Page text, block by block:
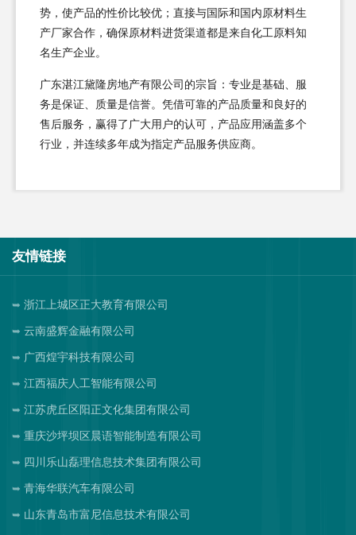
势，使产品的性价比较优；直接与国际和国内原材料生
产厂家合作，确保原材料进货渠道都是来自化工原料知
名生产企业。
广东湛江黛隆房地产有限公司的宗旨：专业是基础、服
务是保证、质量是信誉。凭借可靠的产品质量和良好的
售后服务，赢得了广大用户的认可，产品应用涵盖多个
行业，并连续多年成为指定产品服务供应商。
友情链接
浙江上城区正大教育有限公司
云南盛辉金融有限公司
广西煌宇科技有限公司
江西福庆人工智能有限公司
江苏虎丘区阳正文化集团有限公司
重庆沙坪坝区晨语智能制造有限公司
四川乐山磊理信息技术集团有限公司
青海华联汽车有限公司
山东青岛市富尼信息技术有限公司